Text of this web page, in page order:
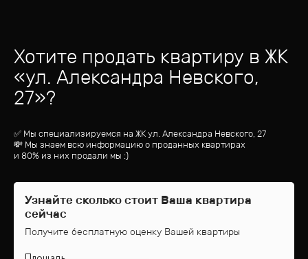
Хотите продать квартиру в ЖК
«ул. Александра Невского,
27»?
✅ Мы специализируемся на ЖКул. Александра Невского, 27
💸 Мы знаем всю информацию о проданных квартирах
и 80% из них продали мы :)
Узнайте сколько стоит Ваша квартира
сейчас
Получите бесплатную оценку Вашей квартиры